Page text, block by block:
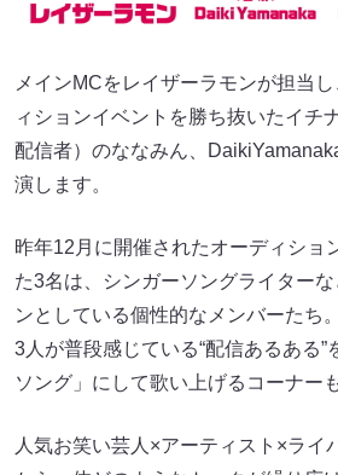
メインMCをレイザーラモンが担当
ィションイベントを勝ち抜いたイチ
配信者）のななみん、
演します。
昨年12月に開催されたオーディショ
た3名は、シンガーソングライター
ンとしている個性的なメンバーたち
3人が普段感じている“配信あるある”
ソング」にして歌い上げるコーナー
人気お笑い芸人×アーティスト×ライ